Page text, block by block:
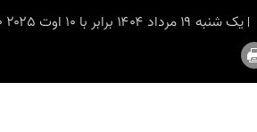
یک شنبه ۱۹ مرداد ۱۴۰۴ برابر با ۱۰ اوت ۲۰۲۵ ۹:۰۰